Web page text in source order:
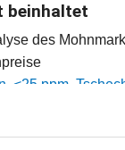
beinhaltet
des
<25 ppm,
<25 ppm, Türkei